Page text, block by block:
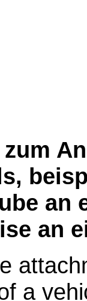
an
an
a